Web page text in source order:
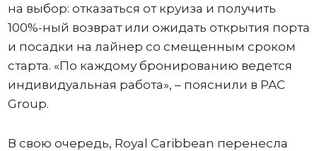
на выбор: отказаться от круиза и получить
100%-ный возврат или ожидать открытия порта
и посадки на лайнер со смещенным сроком
старта. «По каждому бронированию ведется
индивидуальная работа», – пояснили в PAC
Group.
В свою очередь, Royal Caribbean перенесла